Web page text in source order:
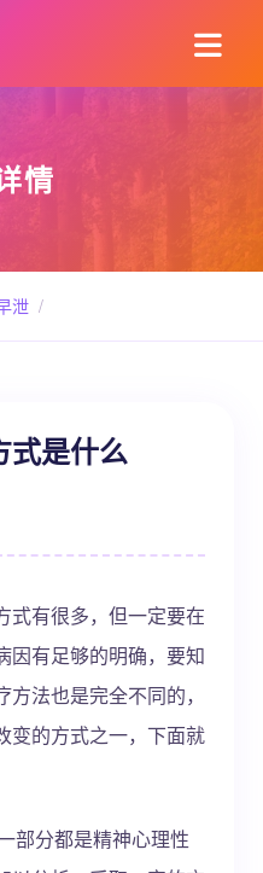
情
泄 /
式是什么
式有很多，但一定要在
因有足够的明确，要知
法也是完全不同的，
变的方式之一，下面就
部分都是精神心理性